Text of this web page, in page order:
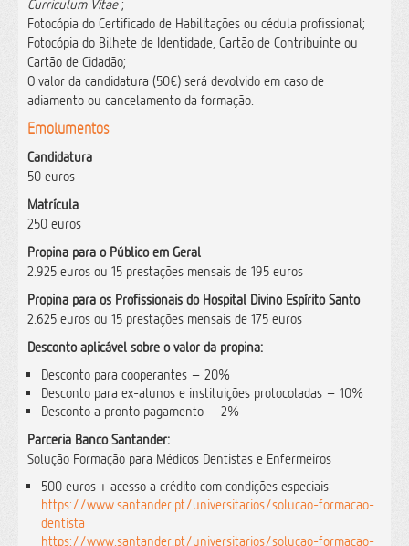
Curriculum Vitae;
Fotocópia do Certificado de Habilitações ou cédula profissional;
Fotocópia do Bilhete de Identidade, Cartão de Contribuinte ou
Cartão de Cidadão;
O valor da candidatura (50€) será devolvido em caso de
adiamento ou cancelamento da formação.
Emolumentos
Candidatura
50 euros
Matrícula
250 euros
Propina para o Público em Geral
2.925 euros ou 15 prestações mensais de 195 euros
Propina para os Profissionais do Hospital Divino Espírito Santo
2.625 euros ou 15 prestações mensais de 175 euros
Desconto aplicável sobre o valor da propina:
Desconto para cooperantes – 20%
Desconto para ex-alunos e instituições protocoladas – 10%
Desconto a pronto pagamento – 2%
Parceria Banco Santander:
Solução Formação para Médicos Dentistas e Enfermeiros
500 euros + acesso a crédito com condições especiais
https://www.santander.pt/universitarios/solucao-formacao-
dentista
https://www.santander.pt/universitarios/solucao-formacao-